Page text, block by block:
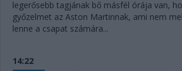
legerősebb tagjának bő másfél órája van,
győzelmet az Aston Martinnak, ami nem
lenne a csapat számára...
14:22